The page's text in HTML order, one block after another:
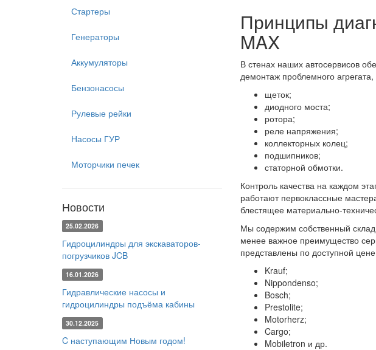
Стартеры
Генераторы
Аккумуляторы
Бензонасосы
Рулевые рейки
Насосы ГУР
Моторчики печек
Новости
25.02.2026
Гидроцилиндры для экскаваторов-
погрузчиков JCB
16.01.2026
Гидравлические насосы и
гидроцилиндры подъёма кабины
30.12.2025
C наступающим Новым годом!
Принципы
MAX
В стенах наших автосервисов
демонтаж проблемного
щеток;
диодного моста;
ротора;
реле напряжения;
коллекторных колец;
подшипников;
статорной обмотки.
Контроль качества на каждом
работают первоклассные
блестящее материально-
Мы содержим собственный
менее важное преимущество
представлены по доступной
Krauf;
Nippondenso;
Bosch;
Prestolite;
Motorherz;
Cargo;
Mobiletron и др.